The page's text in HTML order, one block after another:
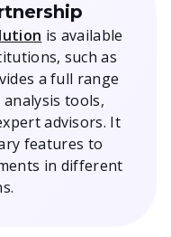
is available
such as
a full range
tools,
advisors. It
features to
in different